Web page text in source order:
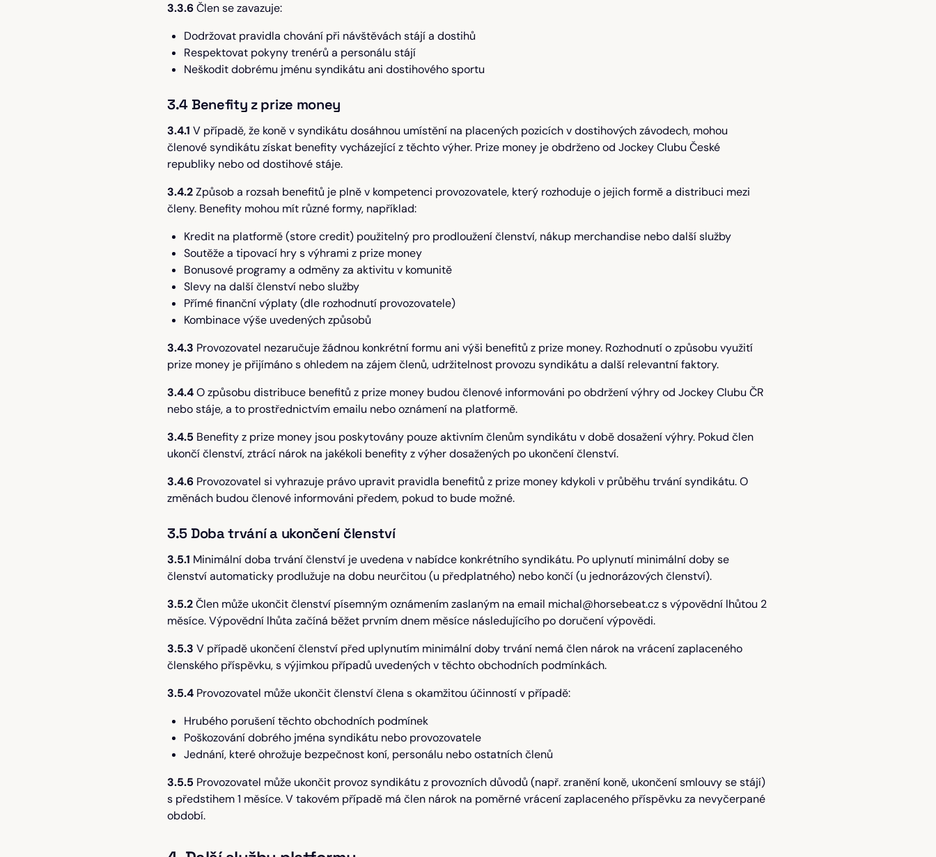
3.3.6Člen se zavazuje:
Dodržovat pravidla chování při návštěvách stájí a dostihů
Respektovat pokyny trenérů a personálu stájí
Neškodit dobrému jménu syndikátu ani dostihového sportu
3.4 Benefity z prize money
3.4.1 V případě, že koně v syndikátu dosáhnou umístění na placených pozicích v dostihových závodech, mohou
členové syndikátu získat benefity vycházející z těchto výher. Prize money je obdrženo od Jockey Clubu České
republiky nebo od dostihové stáje.
3.4.2Způsob a rozsah benefitů je plně v kompetenci provozovatele, který rozhoduje o jejich formě a distribuci mezi
členy. Benefity mohou mít různé formy, například:
Kredit na platformě (store credit) použitelný pro prodloužení členství, nákup merchandise nebo další služby
Soutěže a tipovací hry s výhrami z prize money
Bonusové programy a odměny za aktivitu v komunitě
Slevy na další členství nebo služby
Přímé finanční výplaty (dle rozhodnutí provozovatele)
Kombinace výše uvedených způsobů
3.4.3 Provozovatel nezaručuje žádnou konkrétní formu ani výši benefitů z prize money. Rozhodnutí o způsobu využití
prize money je přijímáno s ohledem na zájem členů, udržitelnost provozu syndikátu a další relevantní faktory.
3.4.4O způsobu distribuce benefitů z prize money budou členové informováni po obdržení výhry od Jockey Clubu ČR
nebo stáje, a to prostřednictvím emailu nebo oznámení na platformě.
3.4.5 Benefity z prize money jsou poskytovány pouze aktivním členům syndikátu v době dosažení výhry. Pokud člen
ukončí členství, ztrácí nárok na jakékoli benefity z výher dosažených po ukončení členství.
3.4.6 Provozovatel si vyhrazuje právo upravit pravidla benefitů z prize money kdykoli v průběhu trvání syndikátu. O
změnách budou členové informováni předem, pokud to bude možné.
3.5 Doba trvání a ukončení členství
3.5.1 Minimální doba trvání členství je uvedena v nabídce konkrétního syndikátu. Po uplynutí minimální doby se
členství automaticky prodlužuje na dobu neurčitou (u předplatného) nebo končí (u jednorázových členství).
3.5.2Člen může ukončit členství písemným oznámením zaslaným na email michal@horsebeat.cz s výpovědní lhůtou 2
měsíce. Výpovědní lhůta začíná běžet prvním dnem měsíce následujícího po doručení výpovědi.
3.5.3 V případě ukončení členství před uplynutím minimální doby trvání nemá člen nárok na vrácení zaplaceného
členského příspěvku, s výjimkou případů uvedených v těchto obchodních podmínkách.
3.5.4 Provozovatel může ukončit členství člena s okamžitou účinností v případě:
Hrubého porušení těchto obchodních podmínek
Poškozování dobrého jména syndikátu nebo provozovatele
Jednání, které ohrožuje bezpečnost koní, personálu nebo ostatních členů
3.5.5 Provozovatel může ukončit provoz syndikátu z provozních důvodů (např. zranění koně, ukončení smlouvy se stájí)
s předstihem 1 měsíce. V takovém případě má člen nárok na poměrné vrácení zaplaceného příspěvku za nevyčerpané
období.